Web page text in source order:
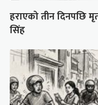
हराएको तीन दिनपछि
सिंह